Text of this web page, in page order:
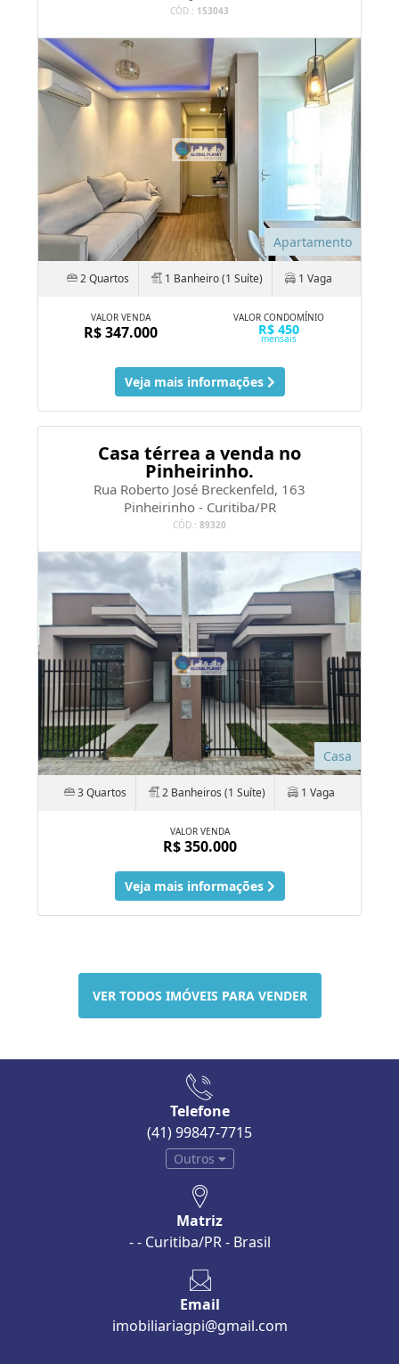
CÓD.: 153043
Apartamento
2 Quartos 1 Banheiro (1 Suíte) 1 Vaga
VALOR VENDA
R$ 347.000
VALOR CONDOMÍNIO
R$ 450
mensais
Veja mais informações
Casa térrea a venda no
Pinheirinho.
Rua Roberto José Breckenfeld, 163
Pinheirinho - Curitiba/PR
CÓD.: 89320
Casa
3 Quartos 2 Banheiros (1 Suíte) 1 Vaga
VALOR VENDA
R$ 350.000
Veja mais informações
VER TODOS IMÓVEIS PARA VENDER
Telefone
(41) 99847-7715
Outros
Matriz
- - Curitiba/PR - Brasil
Email
imobiliariagpi@gmail.com